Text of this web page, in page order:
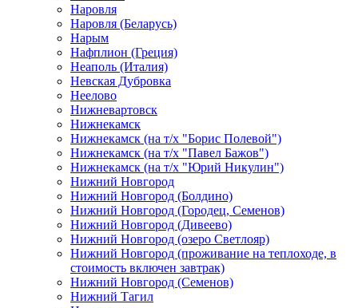
Наровля
Наровля (Беларусь)
Нарым
Нафплион (Греция)
Неаполь (Италия)
Невская Дубровка
Неелово
Нижневартовск
Нижнекамск
Нижнекамск (на т/х "Борис Полевой")
Нижнекамск (на т/х "Павел Бажов")
Нижнекамск (на т/х "Юрий Никулин")
Нижний Новгород
Нижний Новгород (Болдино)
Нижний Новгород (Городец, Семенов)
Нижний Новгород (Дивеево)
Нижний Новгород (озеро Светлояр)
Нижний Новгород (проживание на теплоходе, в
стоимость включен завтрак)
Нижний Новгород (Семенов)
Нижний Тагил